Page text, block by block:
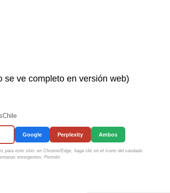
ve completo en versión web)
Google Perplexity Ambos
para este sitio: en Chrome/Edge, haga clic en el ícono del candado
emergentes: Permitir.